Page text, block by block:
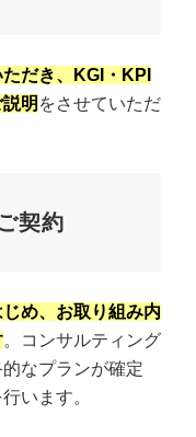
だき、KGI・KPI
明 をさせていただ
契約
め、お取り組み内
。コンサルティング
なプランが確定
います。